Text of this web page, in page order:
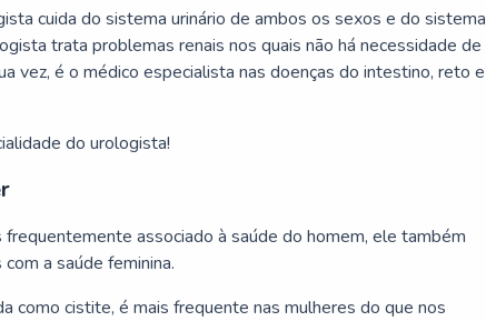
cuida do sistema urinário de ambos os sexos e do sistema
trata problemas renais nos quais não há necessidade de
vez, é o médico especialista nas doenças do intestino, reto e
do urologista!
associado à saúde do homem, ele também
a saúde feminina.
como cistite, é mais frequente nas mulheres do que nos